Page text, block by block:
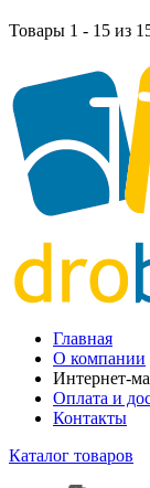
Товары 1 - 15 из
Главная
О компании
Интернет-
Оплата и
Контакты
Каталог товаров